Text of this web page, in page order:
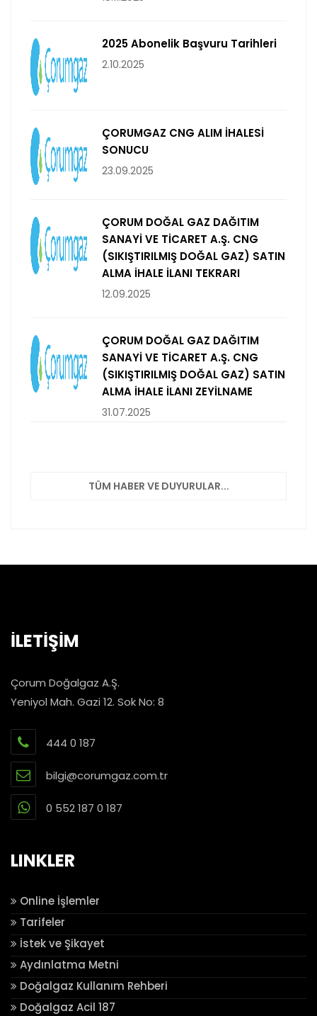
2025 Abonelik Başvuru Tarihleri
2.10.2025
ÇORUMGAZ CNG ALIM İHALESİ
SONUCU
23.09.2025
ÇORUM DOĞAL GAZ DAĞITIM
SANAYİ VE TİCARET A.Ş. CNG
(SIKIŞTIRILMIŞ DOĞAL GAZ) SATIN
ALMA İHALE İLANI TEKRARI
12.09.2025
ÇORUM DOĞAL GAZ DAĞITIM
SANAYİ VE TİCARET A.Ş. CNG
(SIKIŞTIRILMIŞ DOĞAL GAZ) SATIN
ALMA İHALE İLANI ZEYİLNAME
31.07.2025
TÜM HABER VE DUYURULAR...
İLETİŞİM
Çorum Doğalgaz A.Ş.
Yeniyol Mah. Gazi 12. Sok No: 8
444 0 187
bilgi@corumgaz.com.tr
0 552 187 0 187
LINKLER
Online İşlemler
Tarifeler
İstek ve Şikayet
Aydınlatma Metni
Doğalgaz Kullanım Rehberi
Doğalgaz Acil 187